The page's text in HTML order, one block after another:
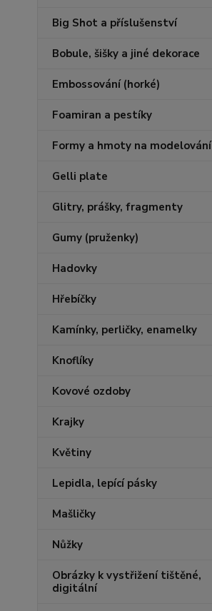
Big Shot a příslušenství
Bobule, šišky a jiné dekorace
Embossování (horké)
Foamiran a pestíky
Formy a hmoty na modelování
Gelli plate
Glitry, prášky, fragmenty
Gumy (pruženky)
Hadovky
Hřebíčky
Kamínky, perličky, enamelky
Knoflíky
Kovové ozdoby
Krajky
Květiny
Lepidla, lepící pásky
Mašličky
Nůžky
Obrázky k vystřižení tištěné,
digitální